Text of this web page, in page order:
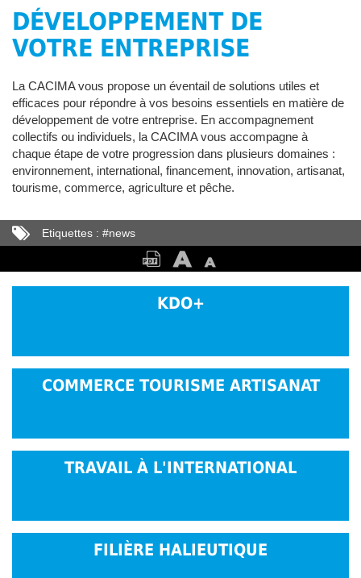
DÉVELOPPEMENT DE
VOTRE ENTREPRISE
La CACIMA vous propose un éventail de solutions utiles et
efficaces pour répondre à vos besoins essentiels en matière de
développement de votre entreprise. En accompagnement
collectifs ou individuels, la CACIMA vous accompagne à
chaque étape de votre progression dans plusieurs domaines :
environnement, international, financement, innovation, artisanat,
tourisme, commerce, agriculture et pêche.
Etiquettes : #news
Développement
votre
entreprise
KDO+
COMMERCE TOURISME ARTISANAT
TRAVAIL À L'INTERNATIONAL
FILIÈRE HALIEUTIQUE